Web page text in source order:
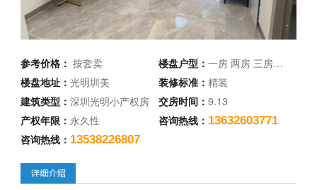
参考价格：按套卖 楼盘户型： 一房 两房 三房…
楼盘地址：光明圳美 装修标准： 精装
建筑类型：深圳光明小产权房 交房时间： 9.13
产权年限： 永久性 咨询热线： 13632603771
咨询热线： 13538226807